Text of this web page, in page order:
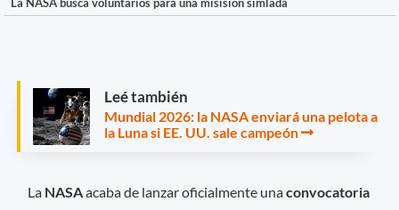
Leé también
Mundial 2026: la NASA enviará una pelota a
la Luna si EE. UU. sale campeón
La NASAacaba de lanzar oficialmente unaconvocatoria